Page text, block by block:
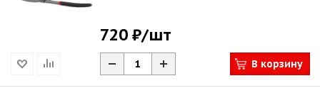
720 ₽/шт
В корзину